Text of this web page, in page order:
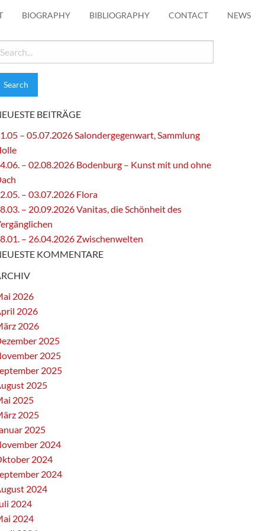
BIOGRAPHY BIBLIOGRAPHY CONTACT NEWS
BEITRÄGE
– 05.07.2026 Salondergegenwart, Sammlung
– 02.08.2026 Bodenburg – Kunst mit und ohne
– 03.07.2026 Flora
– 20.09.2026 Vanitas, die Schönheit des
– 26.04.2026 Zwischenwelten
KOMMENTARE
2026
2026
2026
2025
2025
2025
2025
2025
2025
2025
2024
2024
2024
2024
2024
2024